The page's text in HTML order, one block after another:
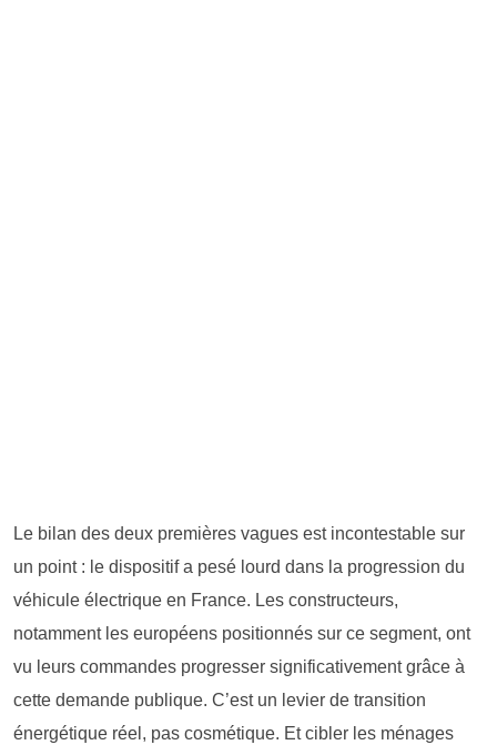
Le bilan des deux premières vagues est incontestable sur
un point : le dispositif a pesé lourd dans la progression du
véhicule électrique en France. Les constructeurs,
notamment les européens positionnés sur ce segment, ont
vu leurs commandes progresser significativement grâce à
cette demande publique. C’est un levier de transition
énergétique réel, pas cosmétique. Et cibler les ménages